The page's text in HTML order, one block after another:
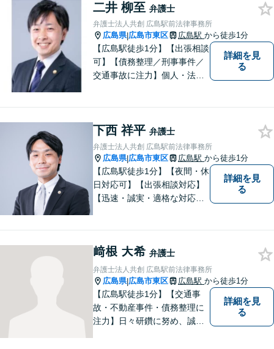
二井 柳至 弁護士
弁護士法人共創 広島駅前法律事務所
広島県|広島市東区 広島駅 から徒歩1分
【広島駅徒歩1分】【出張相談
可】【債務整理／刑事事件／
交通事故に注力】個人・法人
の「平和」が実現できるよ
う、依頼者一人ひとりに寄り
添い、解決へ導きます。
詳細を見
る
下西 祥平 弁護士
弁護士法人共創 広島駅前法律事務所
広島県|広島市東区 広島駅 から徒歩1分
【広島駅徒歩1分】【夜間・休
日対応可】【出張相談対応】
【迅速・誠実・適格な対応】
重視しています。また、弊事
務所は迅速な対応・回答を最
優先にしています。
詳細を見
る
﨑根 大希 弁護士
弁護士法人共創 広島駅前法律事務所
広島県|広島市東区 広島駅 から徒歩1分
【広島駅徒歩1分】【交通事
故・不動産事件・債務整理に
注力】日々研鑽に努め、誠実
詳細を見
る